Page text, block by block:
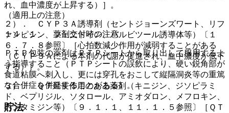
（適用上の注意）
１４．１． 薬剤交付時の注意
ＰＴＰ包装の薬剤はＰＴＰシートから取り出して服用するよ
う指導すること（ＰＴＰシートの誤飲により、硬い鋭角部が
食道粘膜へ刺入し、更には穿孔をおこして縦隔洞炎等の重篤
な合併症を併発することがある）。
貯法
れ、血中濃度が上昇する）］。
２）． ＣＹＰ３Ａ誘導剤（セントジョーンズワート、リフ
ァンピシン、フェニトイン、バルビツール誘導体等）〔１
６．７．８参照〕［心拍数減少作用が減弱することがある
（ＣＹＰ３Ａによる本剤の代謝が促進され、血中濃度が低下
する）］。
３）． ＱＴ延長作用のある薬剤（キニジン、ジソピラミ
ド、ベプリジル、ソタロール、アミオダロン、メフロキン、
ペンタミジン等）〔９．１．１、１１．１．５参照〕［ＱＴ